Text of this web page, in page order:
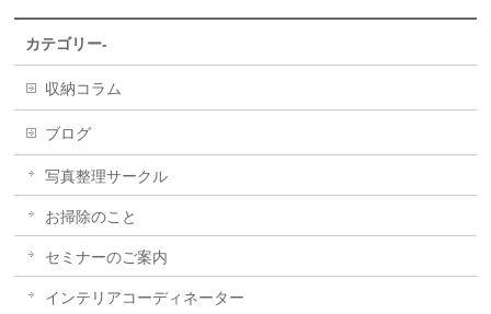
カテゴリー-
収納コラム
ブログ
写真整理サークル
お掃除のこと
セミナーのご案内
インテリアコーディネーター